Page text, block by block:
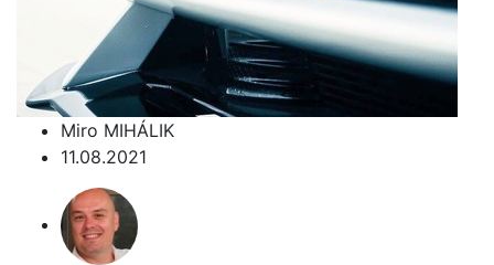
Miro MIHÁLIK
11.08.2021